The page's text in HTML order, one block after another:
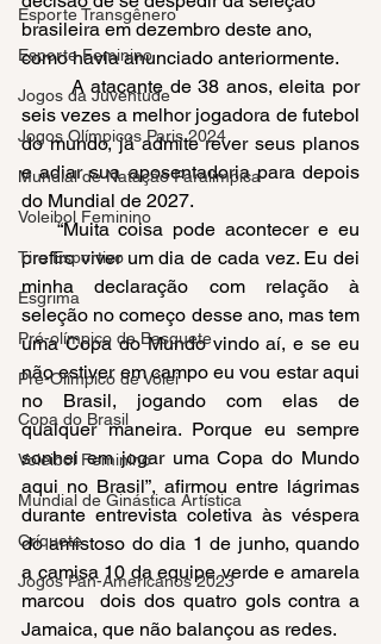
Esporte Transgênero
Esporte Feminino
Jogos da Juventude
Jogos Olímpicos Paris 2024
Mundial de Natação Paralímpica
Voleibol Feminino
Tiro Esportivo
Esgrima
Pré-olímpico de Basquete
Pré-Olímpico de Vôlei
Copa do Brasil
Voleibol Feminino
Mundial de Ginástica Artística
Críquete
Jogos Pan-Americanos 2023
brasileira em dezembro deste ano,
como havia anunciado anteriormente.
	A atacante de 38 anos, eleita por
seis vezes a melhor jogadora de futebol
do mundo, já admite rever seus planos
e adiar sua aposentadoria para depois
do Mundial de 2027.
“Muita coisa pode acontecer e eu
prefiro viver um dia de cada vez. Eu dei
minha declaração com relação à
seleção no começo desse ano, mas tem
uma Copa do Mundo vindo aí, e se eu
não estiver em campo eu vou estar aqui
no Brasil, jogando com elas de
qualquer maneira. Porque eu sempre
sonhei em jogar uma Copa do Mundo
aqui no Brasil”, afirmou entre lágrimas
durante entrevista coletiva às véspera
do amistoso do dia 1 de junho, quando
a camisa 10 da equipe verde e amarela
marcou  dois dos quatro gols contra a
Jamaica, que não balançou as redes.